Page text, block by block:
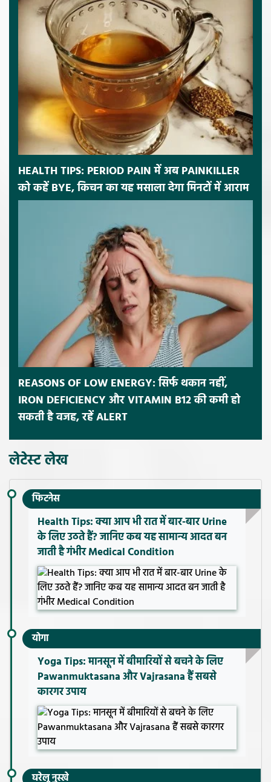
HEALTH TIPS: PERIOD PAIN में अब PAINKILLER
को कहें BYE, किचन का यह मसाला देगा मिनटों में आराम
REASONS OF LOW ENERGY: सिर्फ थकान नहीं,
IRON DEFICIENCY और VITAMIN B12 की कमी हो
सकती है वजह, रहें ALERT
लेटेस्ट लेख
फिटनेस
Health Tips: क्या आप भी रात में बार-बार Urine
के लिए उठते हैं? जानिए कब यह सामान्य आदत बन
जाती है गंभीर Medical Condition
योगा
Yoga Tips: मानसून में बीमारियों से बचने के लिए
Pawanmuktasana और Vajrasana हैं सबसे
कारगर उपाय
घरेलू नुस्खे